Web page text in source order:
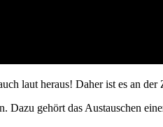
laut heraus! Daher ist es an
gehört das Austauschen